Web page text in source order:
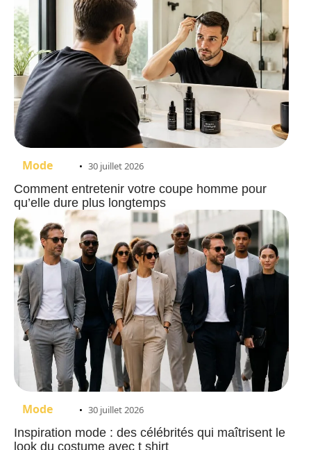
Mode 30 juillet 2026
Comment entretenir votre coupe homme pour
qu’elle dure plus longtemps
Mode 30 juillet 2026
Inspiration mode : des célébrités qui maîtrisent le
look du costume avec t shirt